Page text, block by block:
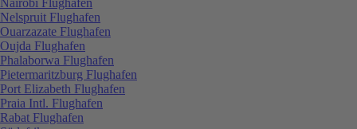
Nelspruit Flughafen
Ouarzazate Flughafen
Oujda Flughafen
Phalaborwa Flughafen
Pietermaritzburg Flughafen
Port Elizabeth Flughafen
Praia Intl. Flughafen
Rabat Flughafen